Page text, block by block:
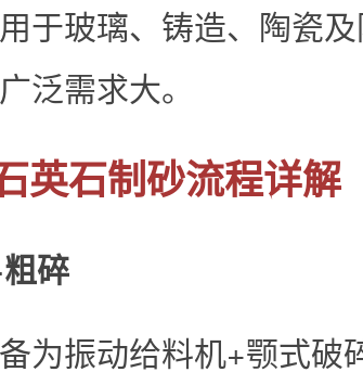
于玻璃、铸造、陶瓷
泛需求大。
英石制砂流程详解
碎
为振动给料机+颚式破